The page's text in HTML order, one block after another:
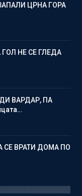
ЦРНА ГОРА
НЕ СЕ ГЛЕДА
ВАРДАР, ПА
СЕ ВРАТИ ДОМА ПО